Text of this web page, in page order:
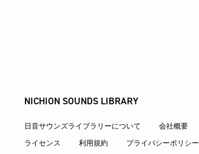
NICHION SOUNDS LIBRARY
日音サウンズライブラリーについて 会社概要
ライセンス
利用規約 プライバシーポリシー